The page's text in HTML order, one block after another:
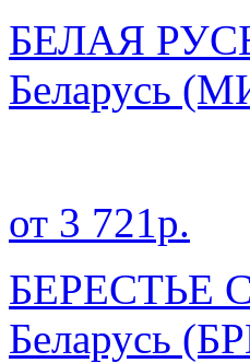
БЕЛАЯ РУСЬ
Беларусь
от 3 721р.
БЕРЕСТЬЕ
Беларусь